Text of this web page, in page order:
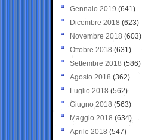
Gennaio 2019 (641)
Dicembre 2018 (623)
Novembre 2018 (603)
Ottobre 2018 (631)
Settembre 2018 (586)
Agosto 2018 (362)
Luglio 2018 (562)
Giugno 2018 (563)
Maggio 2018 (634)
Aprile 2018 (547)